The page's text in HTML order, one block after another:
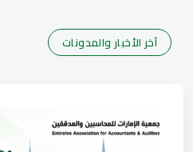
آخر الأخبار والمدونات